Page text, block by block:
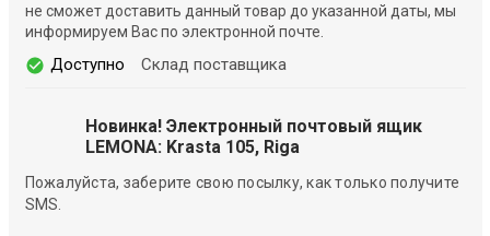
не сможет доставить данный товар до указанной даты, мы
информируем Вас по электронной почте.
Доступно Склад поставщика
Новинка! Электронный почтовый ящик
LEMONA: Krasta 105, Riga
Пожалуйста, заберите свою посылку, как только получите
SMS.